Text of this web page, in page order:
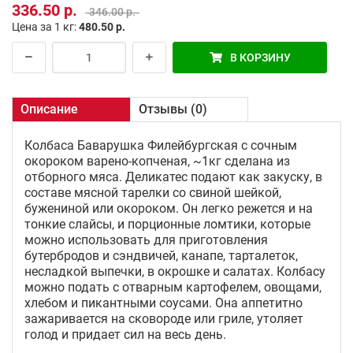
336.50 р.
346.00 р.
Цена за 1 кг:480.50 р.
В КОРЗИНУ
Описание Отзывы (0)
Колбаса Баварушка Филейбургская с сочным
окороком варено-копченая, ~1кг сделана из
отборного мяса. Деликатес подают как закуску, в
составе мясной тарелки со свиной шейкой,
бужениной или окороком. Он легко режется и на
тонкие слайсы, и порционные ломтики, которые
можно использовать для приготовления
бутербродов и сэндвичей, канапе, тарталеток,
несладкой выпечки, в окрошке и салатах. Колбасу
можно подать с отварным картофелем, овощами,
хлебом и пикантными соусами. Она аппетитно
зажаривается на сковороде или гриле, утоляет
голод и придает сил на весь день.